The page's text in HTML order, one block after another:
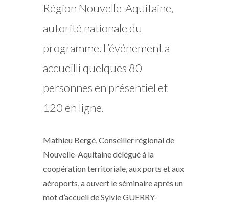
Région Nouvelle-Aquitaine,
autorité nationale du
programme. L’événement a
accueilli quelques 80
personnes en présentiel et
120 en ligne.
Mathieu Bergé, Conseiller régional de
Nouvelle-Aquitaine délégué à la
coopération territoriale, aux ports et aux
aéroports, a ouvert le séminaire après un
mot d’accueil de Sylvie GUERRY-